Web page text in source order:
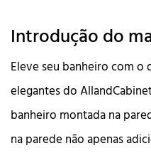
Introdução do
Eleve seu banheiro com o
elegantes do
banheiro montada na
na parede não apenas